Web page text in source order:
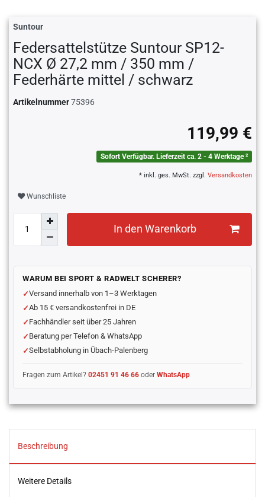
Suntour
Federsattelstütze Suntour SP12-
NCX Ø 27,2 mm / 350 mm /
Federhärte mittel / schwarz
Artikelnummer75396
119,99 €
Sofort Verfügbar. Lieferzeit ca. 2 - 4 Werktage ²
* inkl. ges. MwSt. zzgl. Versandkosten
Wunschliste
In den Warenkorb
WARUM BEI SPORT & RADWELT SCHERER?
Versand innerhalb von 1–3 Werktagen
Ab 15 € versandkostenfrei in DE
Fachhändler seit über 25 Jahren
Beratung per Telefon & WhatsApp
Selbstabholung in Übach-Palenberg
Fragen zum Artikel?02451 91 46 66 oderWhatsApp
Beschreibung
Weitere Details